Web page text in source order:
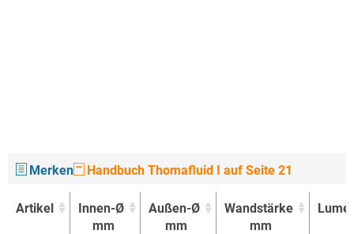
Merken Handbuch Thomafluid I auf Seite 21
Artikel
Innen-Ø
mm
Außen-Ø
mm
Wandstärke
mm